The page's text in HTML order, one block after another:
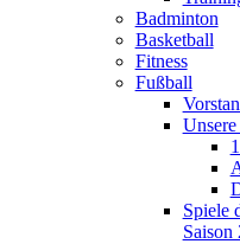
Badminton
Basketball
Fitness
Fußball
Spiele
Saison